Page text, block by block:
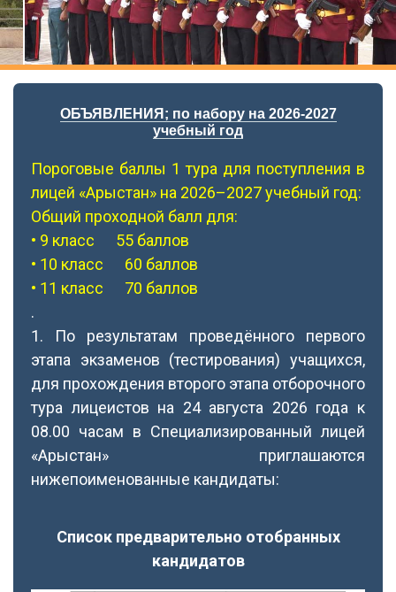
ОБЪЯВЛЕНИЯ; по набору на 2026-2027
учебный год
Пороговые баллы 1 тура для поступления в
лицей «Арыстан» на 2026–2027 учебный год:
Общий проходной балл для:
• 9 класс 55 баллов
• 10 класс 60 баллов
• 11 класс 70 баллов
.
1. По результатам проведённого первого
этапа экзаменов (тестирования) учащихся,
для прохождения второго этапа отборочного
тура лицеистов на 24 августа 2026 года к
08.00 часам в Специализированный лицей
«Арыстан» приглашаются
нижепоименованные кандидаты:
Список предварительно отобранных
кандидатов